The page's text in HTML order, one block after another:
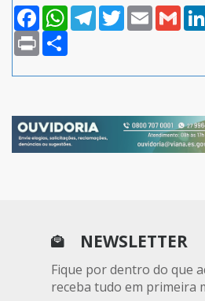
FacebookWhatsAppTelegramTwitterEmail
Print
NEWSLETTER
Fique por dentro do que
receba tudo em primeira